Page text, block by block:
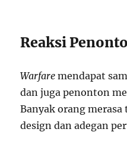
Reaksi
Warfare mendapat
dan juga penonton
Banyak orang
design dan adegan